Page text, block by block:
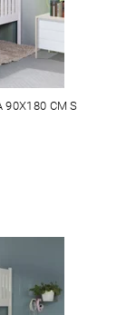
90X180 CM S